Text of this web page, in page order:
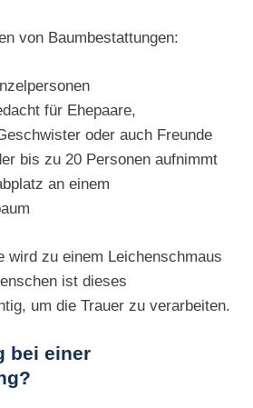
von Baumbestattungen:
für Ehepaare,
oder auch Freunde
bis zu 20 Personen aufnimmt
an einem
wird zu einem Leichenschmaus
ist dieses
um die Trauer zu verarbeiten.
bei einer